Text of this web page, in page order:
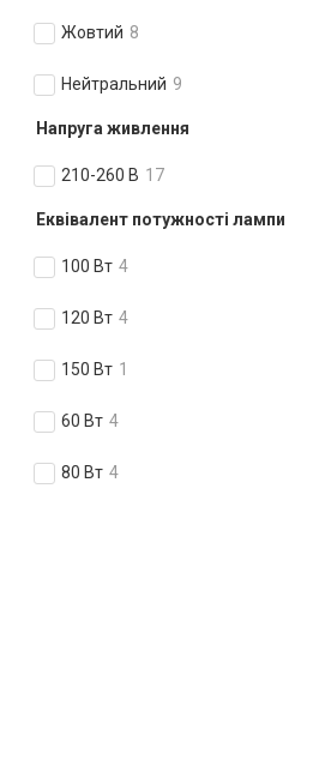
Жовтий 8
Нейтральний 9
Напруга живлення
210-260 В 17
Еквівалент потужності лампи
100 Вт 4
120 Вт 4
150 Вт 1
60 Вт 4
80 Вт 4